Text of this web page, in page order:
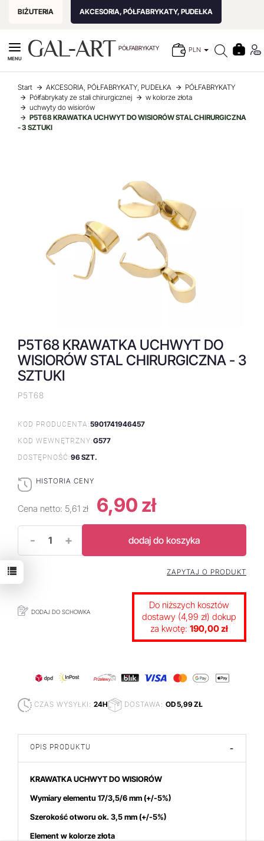
BIŻUTERIA AKCESORIA, PÓŁFABRYKATY, PUDEŁKA
PÓŁFABRYKATY PLN
MENU
Start AKCESORIA, PÓŁFABRYKATY, PUDEŁKA
PÓŁFABRYKATY
Półfabrykaty ze stali chirurgicznej
w kolorze złota
uchwyty do wisiorów
P5T68 KRAWATKA UCHWYT DO WISIORÓW STAL CHIRURGICZNA
- 3 SZTUKI
P5T68 KRAWATKA UCHWYT DO
WISIORÓW STAL CHIRURGICZNA - 3
SZTUKI
P5T68
KOD PRODUCENTA:5901741946457
KOD WEWNĘTRZNY:G577
DOSTĘPNOŚĆ:96 SZT.
HISTORIA CENY
Cena netto: 5,61 zł 6,90 zł
- + dodaj do koszyka
DODAJ DO SCHOWKA
ZAPYTAJ O PRODUKT
Do niższych kosztów
dostawy (4,99 zł) dokup
za kwotę: 190,00 zł
CZAS WYSYŁKI: 24H DOSTAWA: OD 5,99 ZŁ
OPIS PRODUKTU -
KRAWATKA UCHWYT DO WISIORÓW
Wymiary elementu 17/3,5/6 mm(+/-5%)
Szerokość otworu ok. 3,5 mm(+/-5%)
Element w kolorze złota